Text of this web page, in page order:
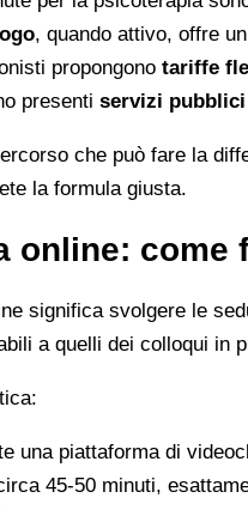
, quando attivo, offre
propongono tariffe
presenti servizi pubblici
che può fare la
la formula giusta.
online: come
significa svolgere le
a quelli dei colloqui in
una piattaforma di
45-50 minuti,